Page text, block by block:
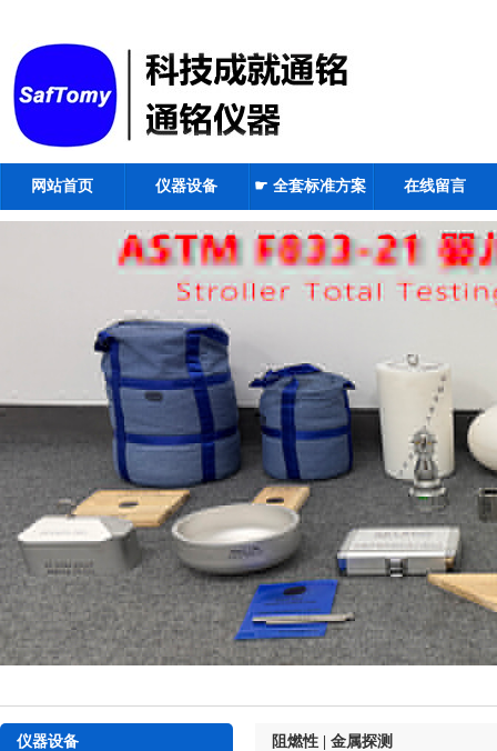
网站首页 仪器设备 ☛ 全套标准方案
☚
在线留言
仪器设备 阻燃性 | 金属探测